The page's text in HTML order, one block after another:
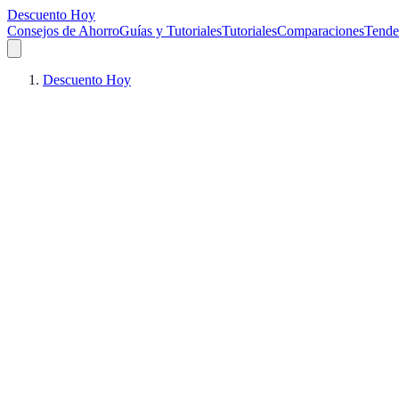
Descuento Hoy
Consejos de AhorroGuías y TutorialesTutorialesComparaciones
Descuento Hoy